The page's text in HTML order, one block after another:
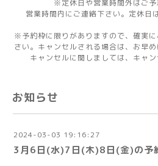
※定休日や営業時間外はご予
営業時間内にご連絡下さい。定休日
※予約枠に限りがありますので、確実
さい。キャンセルされる場合は、お早
キャンセルに関しましては、キャン
お知らせ
2024-03-03 19:16:27
3月6日(水)7日(木)8日(金)の予